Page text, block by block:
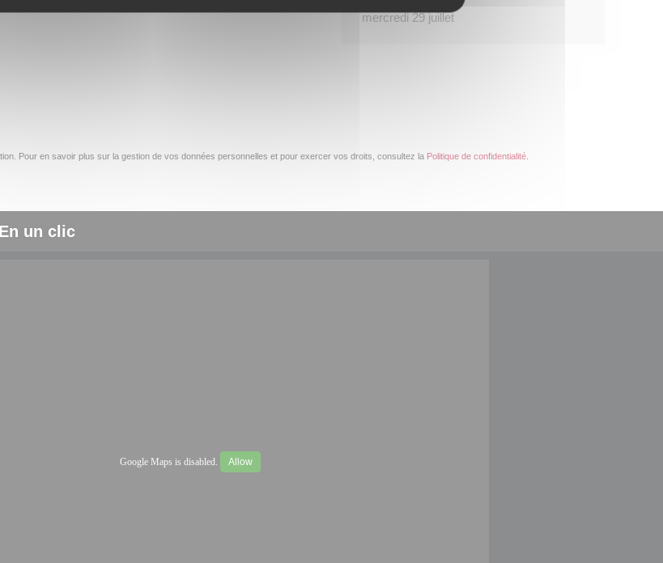
mercredi 29 juillet
Pour en savoir plus sur la gestion de vos données personnelles et pour exercer vos droits, consultez la Politique de confidentialité
En un clic
Google Maps is disabled. Allow